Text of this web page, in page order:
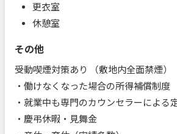
更衣室
休憩室
その他
受動喫煙対策あり （敷地内全面禁煙）
・働けなくなった場合の所得補償制度
・就業中も専門のカウンセラーによる
・慶弔休暇・見舞金